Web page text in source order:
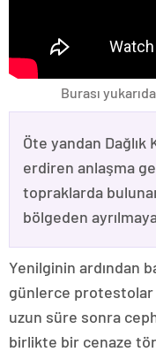
Burası
Öte yandan Dağlık
erdiren anlaşma
topraklarda
bölgeden
Yenilginin ardından
günlerce protestolar
uzun süre sonra
birlikte bir cenaze